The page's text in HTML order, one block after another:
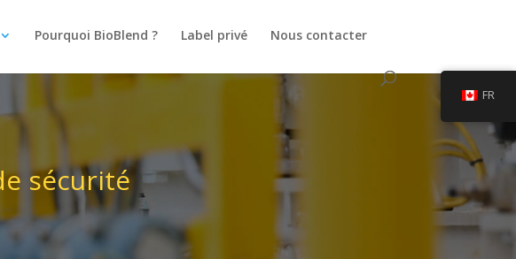
Pourquoi BioBlend ? Label privé Nous contacter
sécurité
FR